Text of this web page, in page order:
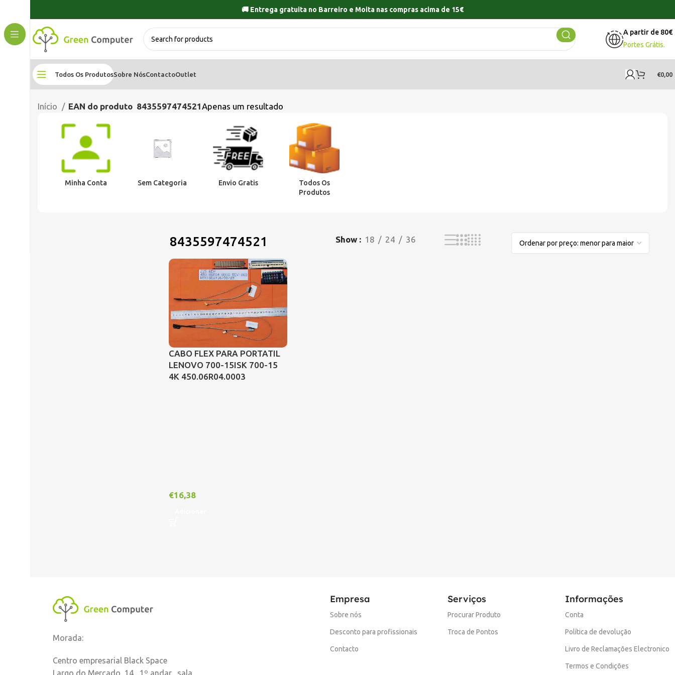
🚚 Entrega gratuita no Barreiro e Moita nas compras acima de 15€
A partir de 80€
Portes Grátis.
Todos Os ProdutosSobre NósContactoOutlet €0,00
Início EAN do produto 8435597474521Apenas um resultado
Minha Conta Sem Categoria Envio Gratis
Todos Os
Produtos
8435597474521 Show 18 24 36
CABO FLEX PARA PORTATIL
LENOVO 700-15ISK 700-15
4K 450.06R04.0003
€16,38
Morada:
Centro empresarial Black Space
Empresa
Sobre nós
Desconto para profissionais
Contacto
Serviços
Procurar Produto
Troca de Pontos
Informações
Conta
Política de devolução
Livro de Reclamações Electronico
Termos e Condições